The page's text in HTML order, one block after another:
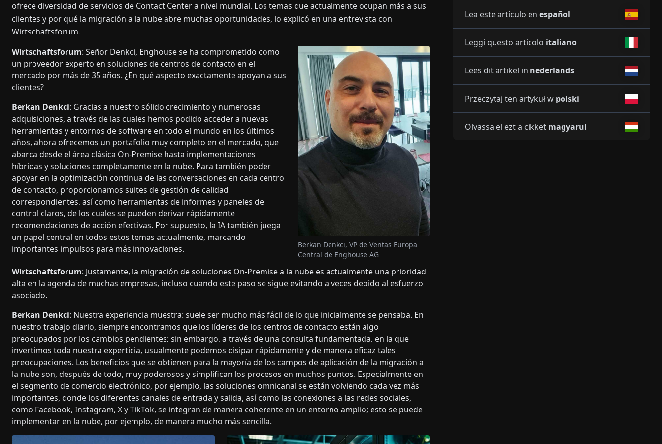
ofrece diversidad de servicios de Contact Center a nivel mundial. Los temas que actualmente ocupan más a sus
clientes y por qué la migración a la nube abre muchas oportunidades, lo explicó en una entrevista con
Wirtschaftsforum.
Wirtschaftsforum: Señor Denkci, Enghouse se ha comprometido como
un proveedor experto en soluciones de centros de contacto en el
mercado por más de 35 años. ¿En qué aspecto exactamente apoyan a sus
clientes?
Berkan Denkci: Gracias a nuestro sólido crecimiento y numerosas
adquisiciones, a través de las cuales hemos podido acceder a nuevas
herramientas y entornos de software en todo el mundo en los últimos
años, ahora ofrecemos un portafolio muy completo en el mercado, que
abarca desde el área clásica On-Premise hasta implementaciones
híbridas y soluciones completamente en la nube. Para también poder
apoyar en la optimización continua de las conversaciones en cada centro
de contacto, proporcionamos suites de gestión de calidad
correspondientes, así como herramientas de informes y paneles de
control claros, de los cuales se pueden derivar rápidamente
recomendaciones de acción efectivas. Por supuesto, la IA también juega
un papel central en todos estos temas actualmente, marcando
importantes impulsos para más innovaciones.
Berkan Denkci, VP de Ventas Europa
Central de Enghouse AG
Wirtschaftsforum: Justamente, la migración de soluciones On-Premise a la nube es actualmente una prioridad
alta en la agenda de muchas empresas, incluso cuando este paso se sigue evitando a veces debido al esfuerzo
asociado.
Berkan Denkci: Nuestra experiencia muestra: suele ser mucho más fácil de lo que inicialmente se pensaba. En
nuestro trabajo diario, siempre encontramos que los líderes de los centros de contacto están algo
preocupados por los cambios pendientes; sin embargo, a través de una consulta fundamentada, en la que
invertimos toda nuestra experticia, usualmente podemos disipar rápidamente y de manera eficaz tales
preocupaciones. Los beneficios que se obtienen para la mayoría de los campos de aplicación de la migración a
la nube son, después de todo, muy poderosos y simplifican los procesos en muchos puntos. Especialmente en
el segmento de comercio electrónico, por ejemplo, las soluciones omnicanal se están volviendo cada vez más
importantes, donde los diferentes canales de entrada y salida, así como las conexiones a las redes sociales,
como Facebook, Instagram, X y TikTok, se integran de manera coherente en un entorno amplio; esto se puede
implementar en la nube, por ejemplo, de manera mucho más sencilla.
Lea este artículo en español
Leggi questo articolo italiano
Lees dit artikel in nederlands
Przeczytaj ten artykuł w polski
Olvassa el ezt a cikket magyarul